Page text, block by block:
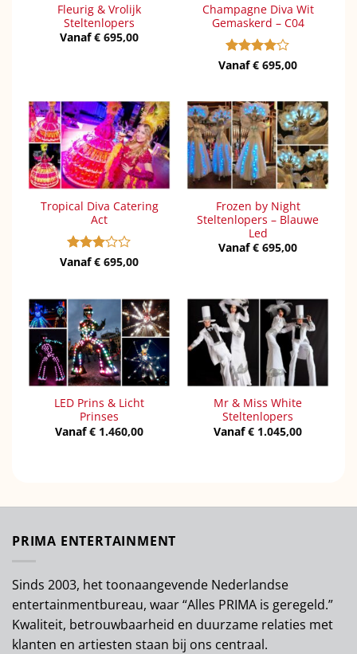
Fleurig & Vrolijk
Steltenlopers
Vanaf€ 695,00
Champagne Diva Wit
Gemaskerd – C04
Gewaardeerd
Vanaf€ 695,00
Tropical Diva Catering
Act
Gewaardeerd
Vanaf€ 695,00
Frozen by Night
Steltenlopers – Blauwe
Led
Vanaf€ 695,00
LED Prins & Licht
Prinses
Vanaf€ 1.460,00
Mr & Miss White
Steltenlopers
Vanaf€ 1.045,00
PRIMA ENTERTAINMENT
Sinds 2003, het toonaangevende Nederlandse
entertainmentbureau, waar “Alles PRIMA is geregeld.”
Kwaliteit, betrouwbaarheid en duurzame relaties met
klanten en artiesten staan bij ons centraal.